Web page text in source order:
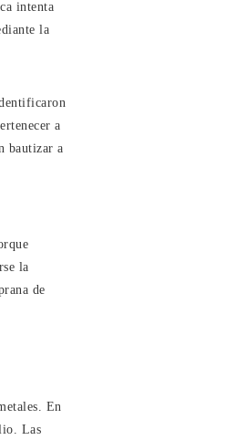
intenta
la
a
bautizar a
la
de
En
Las